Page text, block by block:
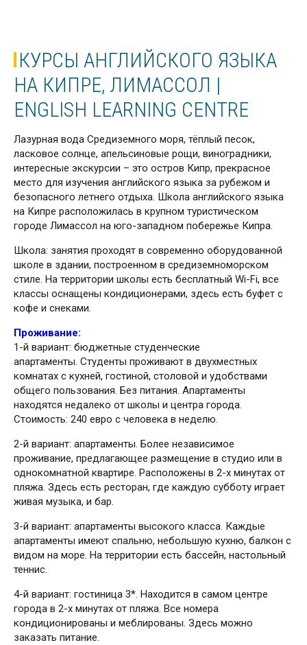
КУРСЫ АНГЛИЙСКОГО ЯЗЫКА
НА КИПРЕ, ЛИМАССОЛ |
ENGLISH LEARNING CENTRE
Лазурная вода Средиземного моря, тёплый песок,
ласковое солнце, апельсиновые рощи, виноградники,
интересные экскурсии – это остров Кипр, прекрасное
место для изучения английского языка за рубежом и
безопасного летнего отдыха. Школа английского языка
на Кипре расположилась в крупном туристическом
городе Лимассол на юго-западном побережье Кипра.
Школа: занятия проходят в современно оборудованной
школе в здании, построенном в средиземноморском
стиле. На территории школы есть бесплатный Wi-Fi, все
классы оснащены кондиционерами, здесь есть буфет с
кофе и снеками.
Проживание:
1-й вариант: бюджетные студенческие
апартаменты. Студенты проживают в двухместных
комнатах с кухней, гостиной, столовой и удобствами
общего пользования. Без питания. Апартаменты
находятся недалеко от школы и центра города.
Стоимость: 240 евро с человека в неделю.
2-й вариант: апартаменты. Более независимое
проживание, предлагающее размещение в студио или в
однокомнатной квартире. Расположены в 2-х минутах от
пляжа. Здесь есть ресторан, где каждую субботу играет
живая музыка, и бар.
3-й вариант: апартаменты высокого класса. Каждые
апартаменты имеют спальню, небольшую кухню, балкон с
видом на море. На территории есть бассейн, настольный
теннис.
4-й вариант: гостиница 3*. Находится в самом центре
города в 2-х минутах от пляжа. Все номера
кондиционированы и меблированы. Здесь можно
заказать питание.